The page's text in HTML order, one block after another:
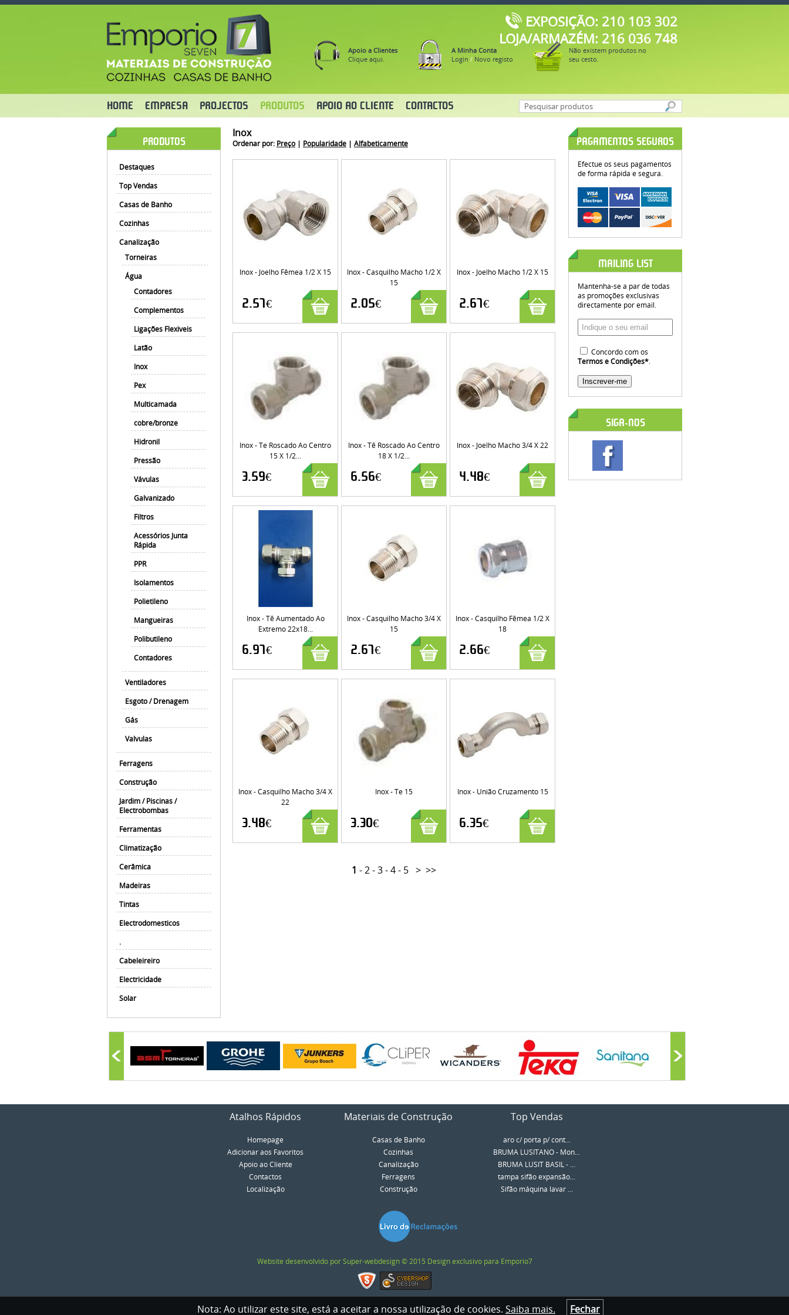
Nota: Ao utilizar este site, está a aceitar a nossa utilização de cookies. Saiba mais. Fechar
EXPOSIÇÃO: 210 103 302
LOJA/ARMAZÉM: 216 036 748
Apoio a Clientes
Clique aqui.
A Minha Conta
Login / Novo registo
Não existem produtos no
seu cesto.
HOME EMPRESA PROJECTOS PRODUTOS APOIO AO CLIENTE CONTACTOS
PRODUTOS
Destaques
Top Vendas
Casas de Banho
Cozinhas
Canalização
Torneiras
Água
Contadores
Complementos
Ligações Flexiveis
Latão
Inox
Pex
Multicamada
cobre/bronze
Hidronil
Pressão
Vávulas
Galvanizado
Filtros
Acessórios Junta
Rápida
PPR
Isolamentos
Polietileno
Mangueiras
Polibutileno
Contadores
Ventiladores
Esgoto / Drenagem
Gás
Valvulas
Ferragens
Construção
Jardim / Piscinas /
Electrobombas
Ferramentas
Climatização
Cerâmica
Madeiras
Tintas
Electrodomesticos
.
Cabeleireiro
Electricidade
Solar
Inox
Ordenar por: Preço | Popularidade | Alfabeticamente
Inox - Joelho Fêmea 1/2 X 15
2.57€
Inox - Casquilho Macho 1/2 X
15
2.05€
Inox - Joelho Macho 1/2 X 15
2.67€
Inox - Te Roscado Ao Centro
15 X 1/2...
3.59€
Inox - Tê Roscado Ao Centro
18 X 1/2...
6.56€
Inox - Joelho Macho 3/4 X 22
4.48€
Inox - Tê Aumentado Ao
Extremo 22x18...
6.97€
Inox - Casquilho Macho 3/4 X
15
2.67€
Inox - Casquilho Fêmea 1/2 X
18
2.66€
Inox - Casquilho Macho 3/4 X
22
3.48€
Inox - Te 15
3.30€
Inox - União Cruzamento 15
6.35€
1 -2-3-4- 5 > >>
PAGAMENTOS SEGUROS
Efectue os seus pagamentos
de forma rápida e segura.
MAILING LIST
Mantenha-se a par de todas
as promoções exclusivas
directamente por email.
Concordo com os
Termos e Condições*
SIGA-NOS
Atalhos Rápidos
Homepage
Adicionar aos Favoritos
Apoio ao Cliente
Contactos
Localização
Materiais de Construção
Casas de Banho
Cozinhas
Canalização
Ferragens
Construção
Top Vendas
aro c/ porta p/ cont...
BRUMA LUSITANO - Mon...
BRUMA LUSIT BASIL - ...
tampa sifão expansão...
Sifão máquina lavar ...
Website desenvolvido por Super-webdesign © 2015 Design exclusivo para Emporio7